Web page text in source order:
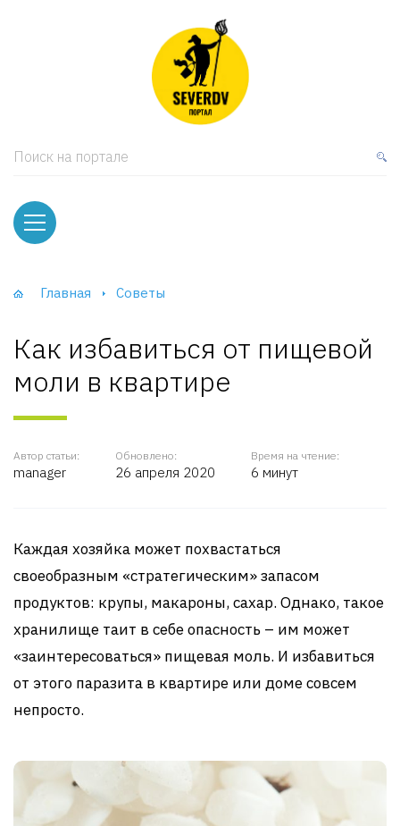
Поиск на портале
Главная Советы
Как избавиться от пищевой
моли в квартире
Автор статьи:
manager
Обновлено:
26 апреля 2020
Время на чтение:
6 минут
Каждая хозяйка может похвастаться
своеобразным «стратегическим» запасом
продуктов: крупы, макароны, сахар. Однако, такое
хранилище таит в себе опасность – им может
«заинтересоваться» пищевая моль. И избавиться
от этого паразита в квартире или доме совсем
непросто.
и тумбы
и Шкафы-Купе